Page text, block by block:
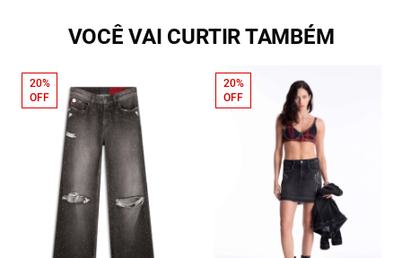
VOCÊ VAI CURTIR TAMBÉM
20%
OFF
20%
OFF